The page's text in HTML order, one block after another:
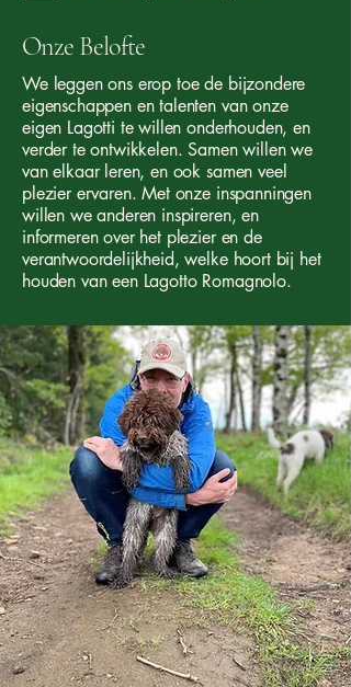
Onze Belofte
We leggen ons erop toe de bijzondere
eigenschappen en talenten van onze
eigen Lagotti te willen onderhouden, en
verder te ontwikkelen. Samen willen we
van elkaar leren, en ook samen veel
plezier ervaren. Met onze inspanningen
willen we anderen inspireren, en
informeren over het plezier en de
verantwoordelijkheid, welke hoort bij het
houden van een Lagotto Romagnolo.